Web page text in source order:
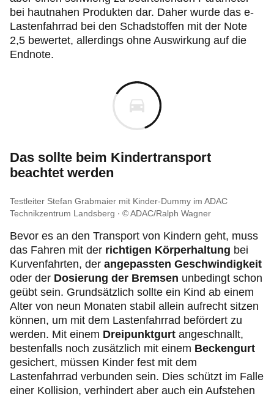
bei hautnahen Produkten dar. Daher wurde das e-
Lastenfahrrad bei den Schadstoffen mit der Note
2,5 bewertet, allerdings ohne Auswirkung auf die
Endnote.
Das sollte beim Kindertransport
beachtet werden
Testleiter Stefan Grabmaier mit Kinder-Dummy im ADAC
Technikzentrum Landsberg
© ADAC/Ralph Wagner
Bevor es an den Transport von Kindern geht, muss
das Fahren mit der richtigen Körperhaltung bei
Kurvenfahrten, der angepassten Geschwindigkeit
oder der Dosierung der Bremsen unbedingt schon
geübt sein. Grundsätzlich sollte ein Kind ab einem
Alter von neun Monaten stabil allein aufrecht sitzen
können, um mit dem Lastenfahrrad befördert zu
werden. Mit einem Dreipunktgurt angeschnallt,
bestenfalls noch zusätzlich mit einem Beckengurt
gesichert, müssen Kinder fest mit dem
Lastenfahrrad verbunden sein. Dies schützt im Falle
einer Kollision, verhindert aber auch ein Aufstehen